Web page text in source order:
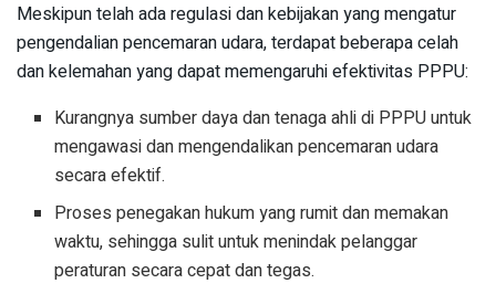
Meskipun telah ada regulasi dan kebijakan yang mengatur
pengendalian pencemaran udara, terdapat beberapa celah
dan kelemahan yang dapat memengaruhi efektivitas PPPU:
Kurangnya sumber daya dan tenaga ahli di PPPU untuk
mengawasi dan mengendalikan pencemaran udara
secara efektif.
Proses penegakan hukum yang rumit dan memakan
waktu, sehingga sulit untuk menindak pelanggar
peraturan secara cepat dan tegas.